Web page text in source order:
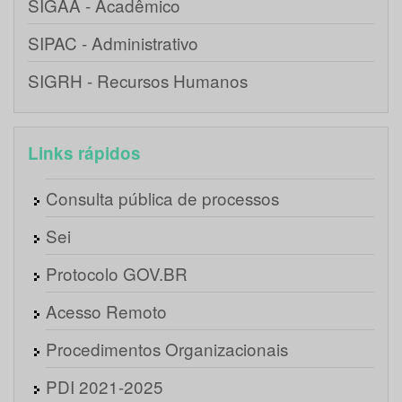
SIGAA - Acadêmico
SIPAC - Administrativo
SIGRH - Recursos Humanos
Links rápidos
Consulta pública de processos
Sei
Protocolo GOV.BR
Acesso Remoto
Procedimentos Organizacionais
PDI 2021-2025